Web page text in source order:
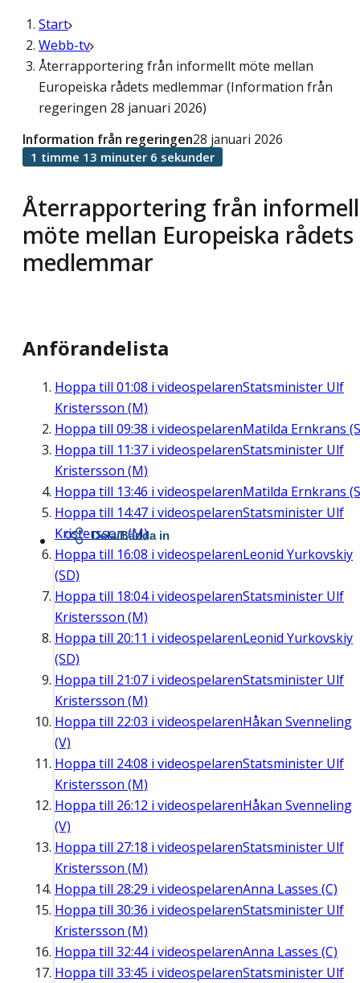
Start
Webb-tv
Återrapportering från informellt möte mellan
Europeiska rådets medlemmar (Information från
regeringen 28 januari 2026)
Återrapportering från
möte mellan Europeiska rådets
medlemmar
Information från regeringen28 januari 2026
1 timme 13 minuter 6 sekunder
Anförandelista
Hoppa till 01:08 i videospelarenStatsminister Ulf
Kristersson (M)
Hoppa till 09:38 i videospelarenMatilda Ernkrans
Hoppa till 11:37 i videospelarenStatsminister Ulf
Kristersson (M)
Hoppa till 13:46 i videospelarenMatilda Ernkrans
Hoppa till 14:47 i videospelarenStatsminister Ulf
Kristersson (M)
Hoppa till 16:08 i videospelarenLeonid Yurkovskiy
(SD)
Hoppa till 18:04i videospelarenStatsminister Ulf
Kristersson (M)
Hoppa till 20:11 i videospelarenLeonid Yurkovskiy
(SD)
Hoppa till 21:07 i videospelarenStatsminister Ulf
Kristersson (M)
Hoppa till 22:03 i videospelarenHåkan Svenneling
(V)
Hoppa till 24:08 i videospelarenStatsminister Ulf
Kristersson (M)
Hoppa till 26:12 i videospelarenHåkan Svenneling
(V)
Hoppa till 27:18 i videospelarenStatsminister Ulf
Kristersson (M)
Hoppa till 28:29 i videospelarenAnna Lasses (C)
Hoppa till 30:36 i videospelarenStatsminister Ulf
Kristersson (M)
Hoppa till 32:44i videospelarenAnna Lasses (C)
Hoppa till 33:45 i videospelarenStatsminister Ulf
Dela/Bädda in